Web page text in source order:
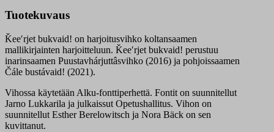
Tuotekuvaus
Ǩeeʹrjet bukvaid! on harjoitusvihko koltansaamen
mallikirjainten harjoitteluun. Ǩeeʹrjet bukvaid! perustuu
inarinsaamen Puustavhárjuttâsvihko (2016) ja pohjoissaamen
Čále bustávaid! (2021).
Vihossa käytetään Alku-fonttiperhettä. Fontit on suunnitellut
Jarno Lukkarila ja julkaissut Opetushallitus. Vihon on
suunnitellut Esther Berelowitsch ja Nora Bäck on sen
kuvittanut.